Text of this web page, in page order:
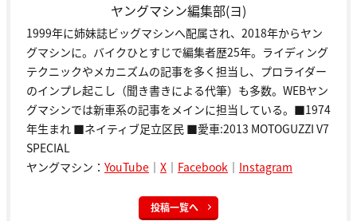
ヤングマシン編集部(ヨ)
1999年に姉妹誌ビッグマシンへ配属され、2018年からヤン
グマシンに。バイクひとすじで編集者歴25年。ライディング
テクニックやメカニズムの記事を多く担当し、プロライダー
のインプレ起こし（聞き書きによる代筆）も多数。WEBヤン
グマシンでは新車系の記事をメインに担当している。■1974
年生まれ ■ネイティブ足立区民 ■愛車:2013 MOTOGUZZI V7
SPECIAL
ヤングマシン： YouTube ｜ X ｜ Facebook ｜ Instagram
投稿一覧へ